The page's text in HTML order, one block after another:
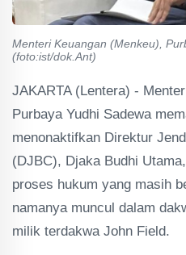
Menteri Keuangan (Menkeu),
(foto:ist/dok.Ant)
JAKARTA (Lentera) -
Purbaya Yudhi Sadewa
menonaktifkan Direktur
(DJBC), Djaka Budhi
proses hukum yang masih
namanya muncul dalam
milik terdakwa John Field.